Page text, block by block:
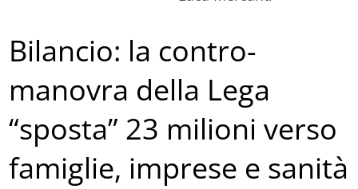
Bilancio: la contro-
manovra della Lega
“sposta” 23 milioni verso
famiglie, imprese e sanità